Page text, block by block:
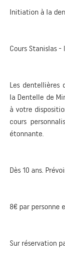
Initiation à la
Cours Stanislas -
Les dentellières
la Dentelle de
à votre
cours
étonnante.
Dès 10 ans.
8€ par personne
Sur réservation